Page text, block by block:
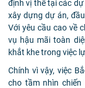
định vị thế tại các
xây dựng dự án,
Với yêu cầu cao về
vụ hậu mãi toàn
khắt khe trong việc
Chính vì vậy, việc
cho tầm nhìn